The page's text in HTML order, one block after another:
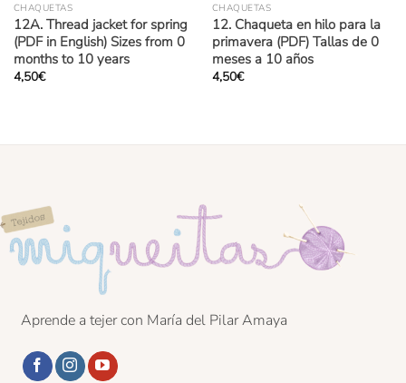
CHAQUETAS
12A. Thread jacket for spring
(PDF in English) Sizes from 0
months to 10 years
4,50€
CHAQUETAS
12. Chaqueta en hilo para la
primavera (PDF) Tallas de 0
meses a 10 años
4,50€
Aprende a tejer con María del Pilar Amaya